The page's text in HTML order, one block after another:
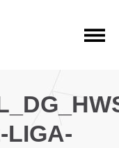
LIGA-